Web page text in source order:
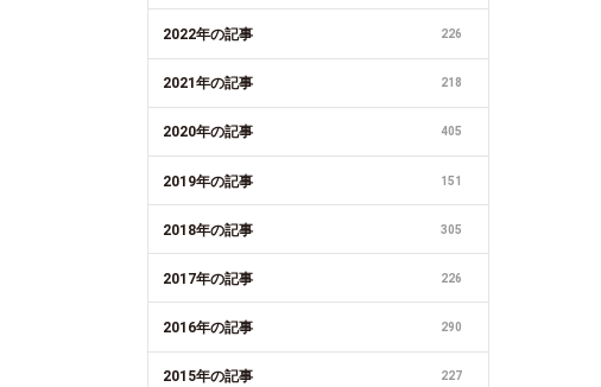
2022年の記事 226
2021年の記事 218
2020年の記事 405
2019年の記事 151
2018年の記事 305
2017年の記事 226
2016年の記事 290
2015年の記事 227